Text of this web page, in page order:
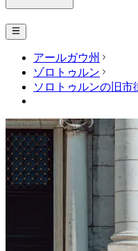
アールガウ州
ゾロトゥルン
ソロトゥルンの旧市